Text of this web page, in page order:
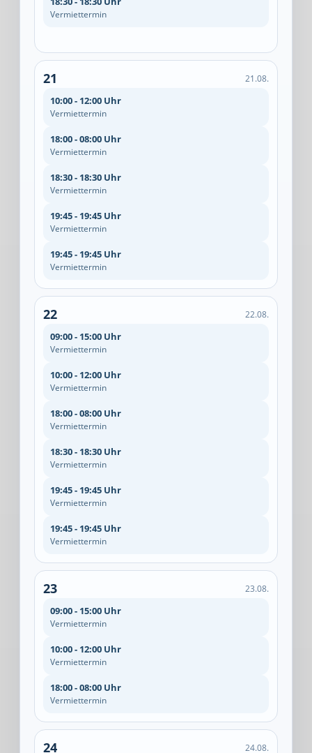
Vermiettermin
21 21.08.
10:00 - 12:00 Uhr
Vermiettermin
18:00 - 08:00 Uhr
Vermiettermin
18:30 - 18:30 Uhr
Vermiettermin
19:45 - 19:45 Uhr
Vermiettermin
19:45 - 19:45 Uhr
Vermiettermin
22 22.08.
09:00 - 15:00 Uhr
Vermiettermin
10:00 - 12:00 Uhr
Vermiettermin
18:00 - 08:00 Uhr
Vermiettermin
18:30 - 18:30 Uhr
Vermiettermin
19:45 - 19:45 Uhr
Vermiettermin
19:45 - 19:45 Uhr
Vermiettermin
23 23.08.
09:00 - 15:00 Uhr
Vermiettermin
10:00 - 12:00 Uhr
Vermiettermin
18:00 - 08:00 Uhr
Vermiettermin
24 24.08.